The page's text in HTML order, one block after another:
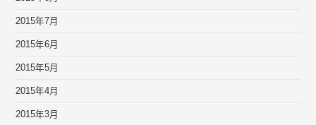
2015年7月
2015年6月
2015年5月
2015年4月
2015年3月